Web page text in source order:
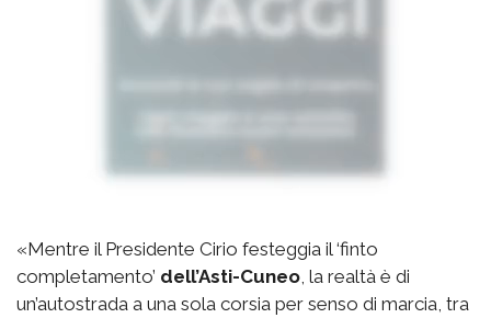
«Mentre il Presidente Cirio festeggia il ‘finto
completamento’ dell’Asti-Cuneo , la realtà è di
un’autostrada a una sola corsia per senso di marcia, tra